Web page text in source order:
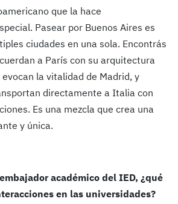
que la hace
Pasear por Buenos Aires es
ciudades en una sola. Encontrás
a París con su arquitectura
la vitalidad de Madrid, y
directamente a Italia con
Es una mezcla que crea una
y única.
académico del IED, ¿qué
en las universidades?